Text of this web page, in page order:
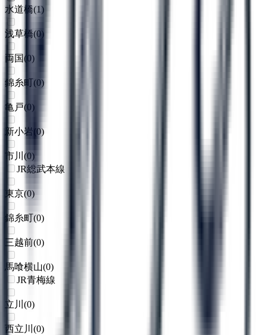
水道橋(1)
浅草橋(0)
両国(0)
錦糸町(0)
亀戸(0)
新小岩(0)
市川 (0)
JR総武本線
東京(0)
錦糸町(0)
三越前(0)
馬喰横山(0)
JR青梅線
立川 (0)
西立川 (0)